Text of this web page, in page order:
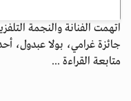
اتهمت الفنانة والنجمة
جائزة غرامي، بولا عبدول،
متابعة القراءة ...